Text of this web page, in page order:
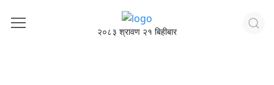
२०८३ श्रावण २१ बिहीबार